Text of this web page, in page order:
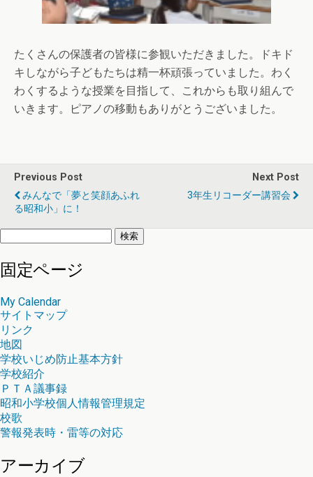
たくさんの保護者の皆様に参観いただきました。ドキド
キしながら子どもたちは精一杯頑張っていました。わく
わくするような授業を目指して、これからも取り組んで
いきます。ピアノの移動もありがとうございました。
Previous Post
みんなで「夢と笑顔あふれ
る昭和小」に！
Next Post
3年生リコーダー講習会
検
固定ページ
My Calendar
サイトマップ
リンク
地図
学校いじめ防止基本方針
学校紹介
ＰＴＡ議事録
昭和小学校個人情報管理規定
校歌
警報発表時・雷等の対応
アーカイブ